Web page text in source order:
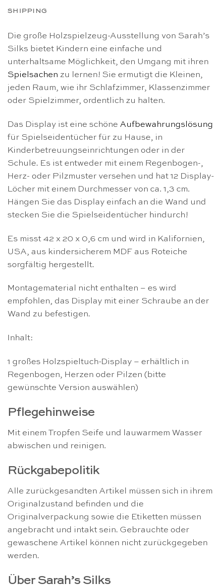
SHIPPING
Die große Holzspielzeug-Ausstellung von Sarah’s
Silks bietet Kindern eine einfache und
unterhaltsame Möglichkeit, den Umgang mit ihren
Spielsachen zu lernen! Sie ermutigt die Kleinen,
jeden Raum, wie ihr Schlafzimmer, Klassenzimmer
oder Spielzimmer, ordentlich zu halten.
Das Display ist eine schöne Aufbewahrungslösung
für Spielseidentücher für zu Hause, in
Kinderbetreuungseinrichtungen oder in der
Schule. Es ist entweder mit einem Regenbogen-,
Herz- oder Pilzmuster versehen und hat 12 Display-
Löcher mit einem Durchmesser von ca. 1,3 cm.
Hängen Sie das Display einfach an die Wand und
stecken Sie die Spielseidentücher hindurch!
Es misst 42 x 20 x 0,6 cm und wird in Kalifornien,
USA, aus kindersicherem MDF aus Roteiche
sorgfältig hergestellt.
Montagematerial nicht enthalten – es wird
empfohlen, das Display mit einer Schraube an der
Wand zu befestigen.
Inhalt:
1 großes Holzspieltuch-Display – erhältlich in
Regenbogen, Herzen oder Pilzen (bitte
gewünschte Version auswählen)
Pflegehinweise
Mit einem Tropfen Seife und lauwarmem Wasser
abwischen und reinigen.
Rückgabepolitik
Alle zurückgesandten Artikel müssen sich in ihrem
Originalzustand befinden und die
Originalverpackung sowie die Etiketten müssen
angebracht und intakt sein. Gebrauchte oder
gewaschene Artikel können nicht zurückgegeben
werden.
Über Sarah’s Silks